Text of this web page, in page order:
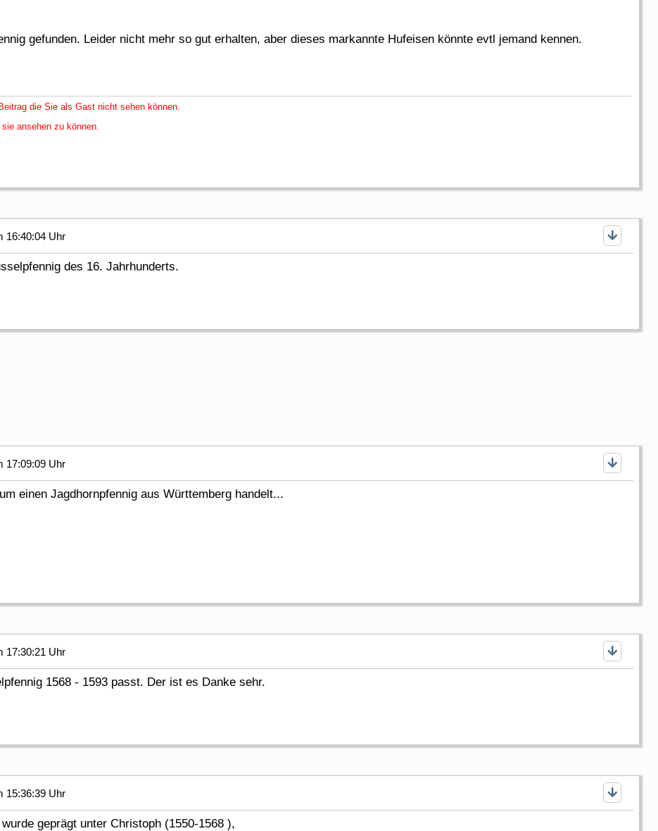
gefunden. Leider nicht mehr so gut erhalten, aber dieses markannte Hufeisen könnte evtl jemand kennen.
die Sie als Gast nicht sehen können.
ansehen zu können.
16:40:04 Uhr
des 16. Jahrhunderts.
17:09:09 Uhr
einen Jagdhornpfennig aus Württemberg handelt...
17:30:21 Uhr
1568 - 1593 passt. Der ist es Danke sehr.
15:36:39 Uhr
geprägt unter Christoph (1550-1568 ),